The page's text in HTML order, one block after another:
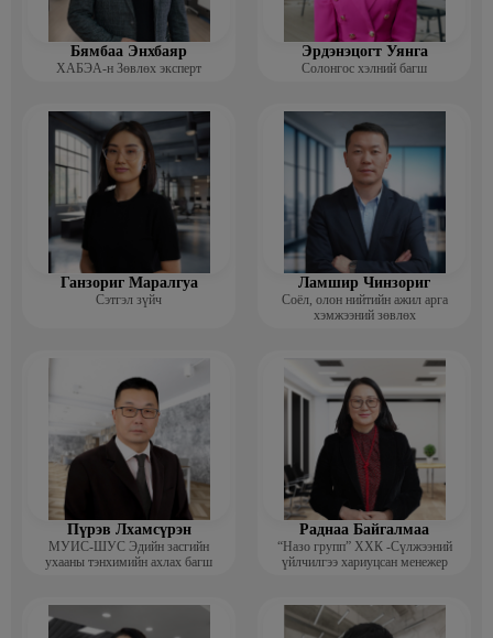
Бямбаа Энхбаяр
ХАБЭА-н Зөвлөх эксперт
Эрдэнэцогт Уянга
Солонгос хэлний багш
Ганзориг Маралгуа
Сэтгэл зүйч
Ламшир Чинзориг
Соёл, олон нийтийн ажил арга
хэмжээний зөвлөх
Пүрэв Лхамсүрэн
МУИС-ШУС Эдийн засгийн
ухааны тэнхимийн ахлах багш
Раднаа Байгалмаа
“Назо групп” ХХК -Сүлжээний
үйлчилгээ хариуцсан менежер